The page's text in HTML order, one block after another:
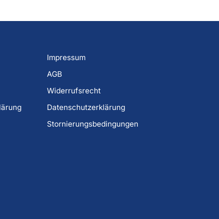
Impressum
AGB
Widerrufsrecht
Datenschutzerklärung
Stornierungsbedingungen